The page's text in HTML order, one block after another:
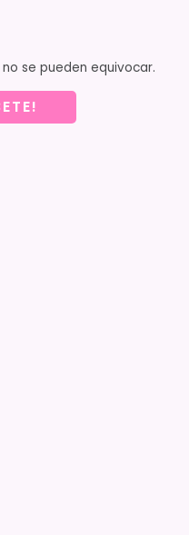
se pueden equivocar.